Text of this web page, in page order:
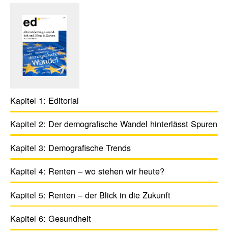
Kapitel 1: Edito­rial
Kapitel 2: Der demo­gra­fi­sche Wandel hinter­lässt Spuren
Kapitel 3: Demo­gra­fi­sche Trends
Kapitel 4: Renten – wo stehen wir heute?
Kapitel 5: Renten – der Blick in die Zukunft
Kapitel 6: Gesund­heit